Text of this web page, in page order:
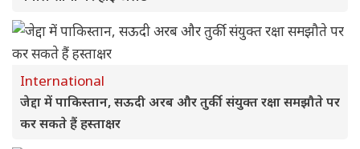
International
जेद्दा में पाकिस्तान, सऊदी अरब और तुर्की संयुक्त रक्षा समझौते पर
कर सकते हैं हस्ताक्षर